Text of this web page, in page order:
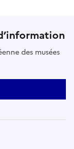
des musées